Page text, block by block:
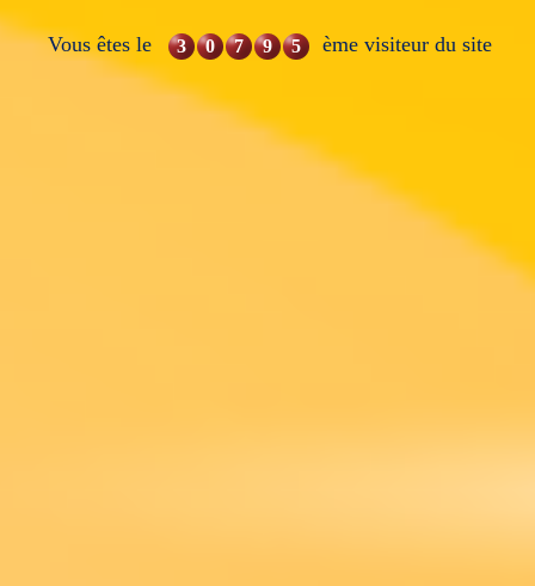
Vous êtes le 3 0 7 9 5 ème visiteur du site